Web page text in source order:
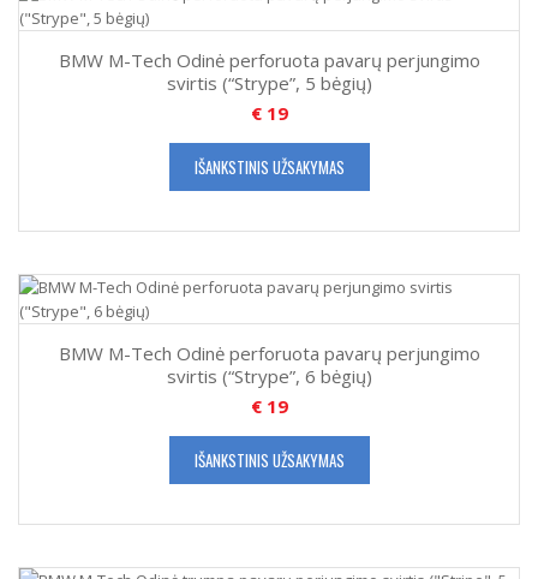
BMW M-Tech Odinė perforuota pavarų perjungimo
svirtis (“Strype”, 5 bėgių)
€19
IŠANKSTINIS UŽSAKYMAS
BMW M-Tech Odinė perforuota pavarų perjungimo
svirtis (“Strype”, 6 bėgių)
€19
IŠANKSTINIS UŽSAKYMAS